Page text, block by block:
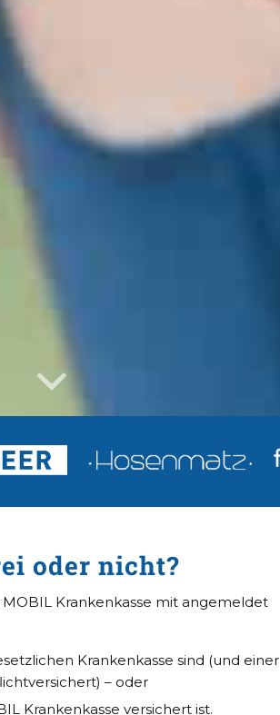
oder nicht?
MOBIL Krankenkasse mit angemeldet
Krankenkasse sind (und einer
– oder
Krankenkasse versichert ist.